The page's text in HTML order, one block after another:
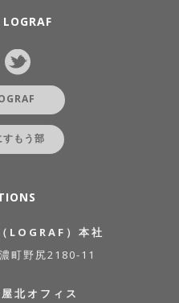
すもう部
LOGRAF）本社
町野尻2180-11
北オフィス